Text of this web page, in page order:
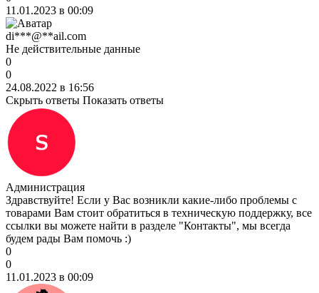
11.01.2023 в 00:09
di***@**ail.com
Не действительные данные
0
0
24.08.2022 в 16:56
Скрыть ответы Показать ответы
Администрация
Здравствуйте! Если у Вас возникли какие-либо проблемы с
товарами Вам стоит обратиться в техническую поддержку, все
ссылки вы можете найти в разделе "Контакты", мы всегда
будем рады Вам помочь :)
0
0
11.01.2023 в 00:09